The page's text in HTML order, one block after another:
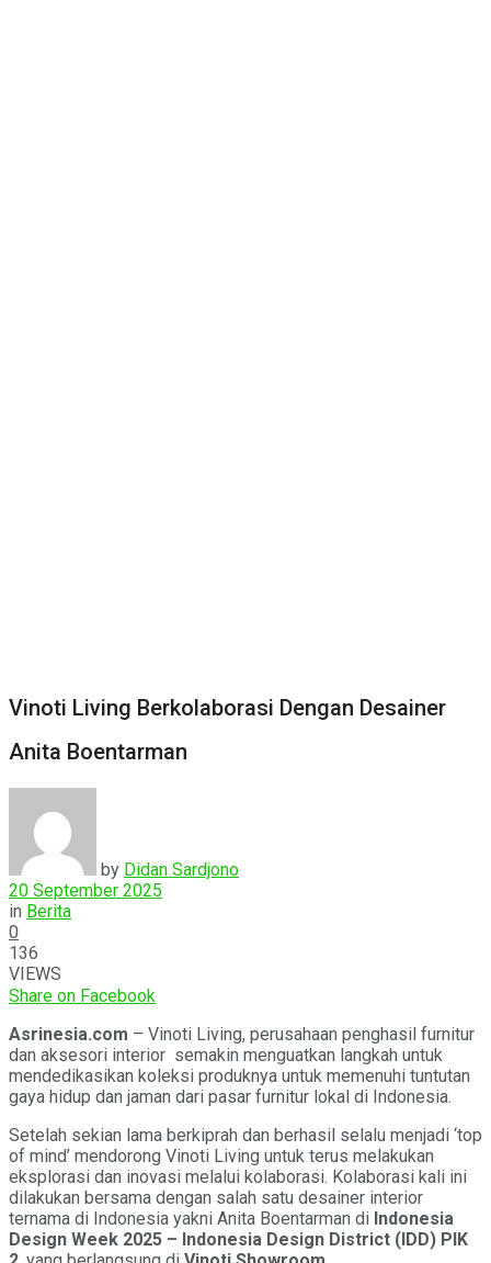
Vinoti Living Berkolaborasi Dengan Desainer
Anita Boentarman
by Didan Sardjono
20 September 2025
in Berita
0
136
VIEWS
Share on Facebook
Asrinesia.com – Vinoti Living, perusahaan penghasil furnitur
dan aksesori interior semakin menguatkan langkah untuk
mendedikasikan koleksi produknya untuk memenuhi tuntutan
gaya hidup dan jaman dari pasar furnitur lokal di Indonesia.
Setelah sekian lama berkiprah dan berhasil selalu menjadi ‘top
of mind’ mendorong Vinoti Living untuk terus melakukan
eksplorasi dan inovasi melalui kolaborasi. Kolaborasi kali ini
dilakukan bersama dengan salah satu desainer interior
ternama di Indonesia yakni Anita Boentarman di Indonesia
Design Week 2025 – Indonesia Design District (IDD) PIK